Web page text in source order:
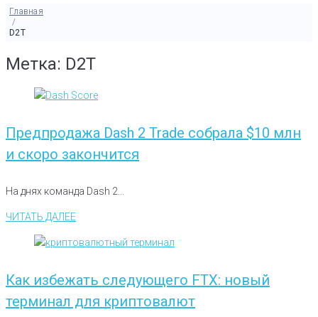
Главная
/
D2T
Метка: D2T
Предпродажа Dash 2 Trade собрала $10 млн
и скоро закончится
На днях команда Dash 2...
ЧИТАТЬ ДАЛЕЕ
Как избежать следующего FTX: новый
терминал для криптовалют